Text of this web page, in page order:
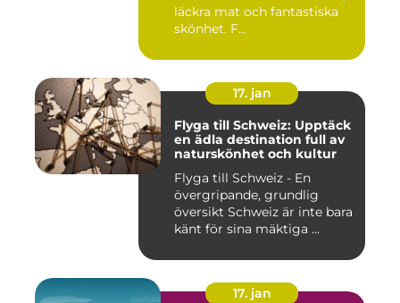
läckra mat och fantastiska
skönhet. F...
17. jan
Flyga till Schweiz: Upptäck
en ädla destination full av
naturskönhet och kultur
Flyga till Schweiz - En
övergripande, grundlig
översikt Schweiz är inte bara
känt för sina mäktiga ...
17. jan